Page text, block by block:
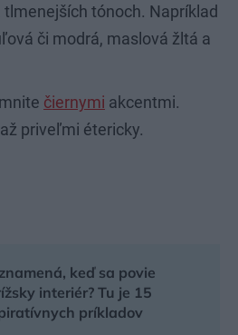
tlmenejších tónoch. Napríklad
či modrá, maslová žltá a
čiernymi akcentmi.
priveľmi étericky.
keď sa povie
interiér? Tu je 15
príkladov